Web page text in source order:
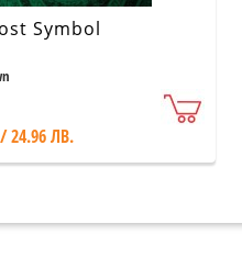
Symbol
24.96 ЛВ.